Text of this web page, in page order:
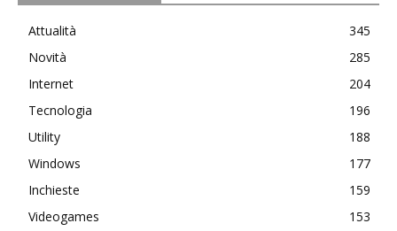
Attualità
345
Novità
285
Internet
204
Tecnologia
196
Utility
188
Windows
177
Inchieste
159
Videogames
153